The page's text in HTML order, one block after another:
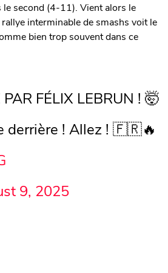
le second (4-11). Vient alors le
interminable de smashs voit le
bien trop souvent dans ce
FÉLIX LEBRUN ! 🤯
derrière ! Allez ! 🇫🇷🔥
9, 2025